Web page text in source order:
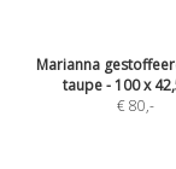
Marianna
taupe - 100 x
€ 80,-